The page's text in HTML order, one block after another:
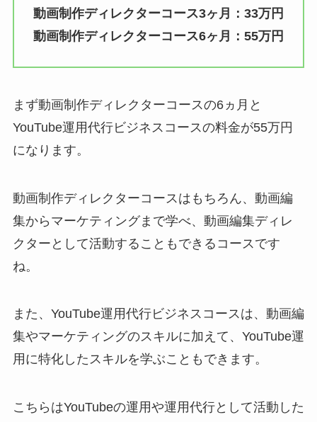
動画制作ディレクターコース3ヶ月：33万円
動画制作ディレクターコース6ヶ月：55万円
まず動画制作ディレクターコースの6ヵ月と
YouTube運用代行ビジネスコースの料金が55万円
になります。
動画制作ディレクターコースはもちろん、動画編
集からマーケティングまで学べ、動画編集ディレ
クターとして活動することもできるコースです
ね。
また、YouTube運用代行ビジネスコースは、動画編
集やマーケティングのスキルに加えて、YouTube運
用に特化したスキルを学ぶこともできます。
こちらはYouTubeの運用や運用代行として活動した